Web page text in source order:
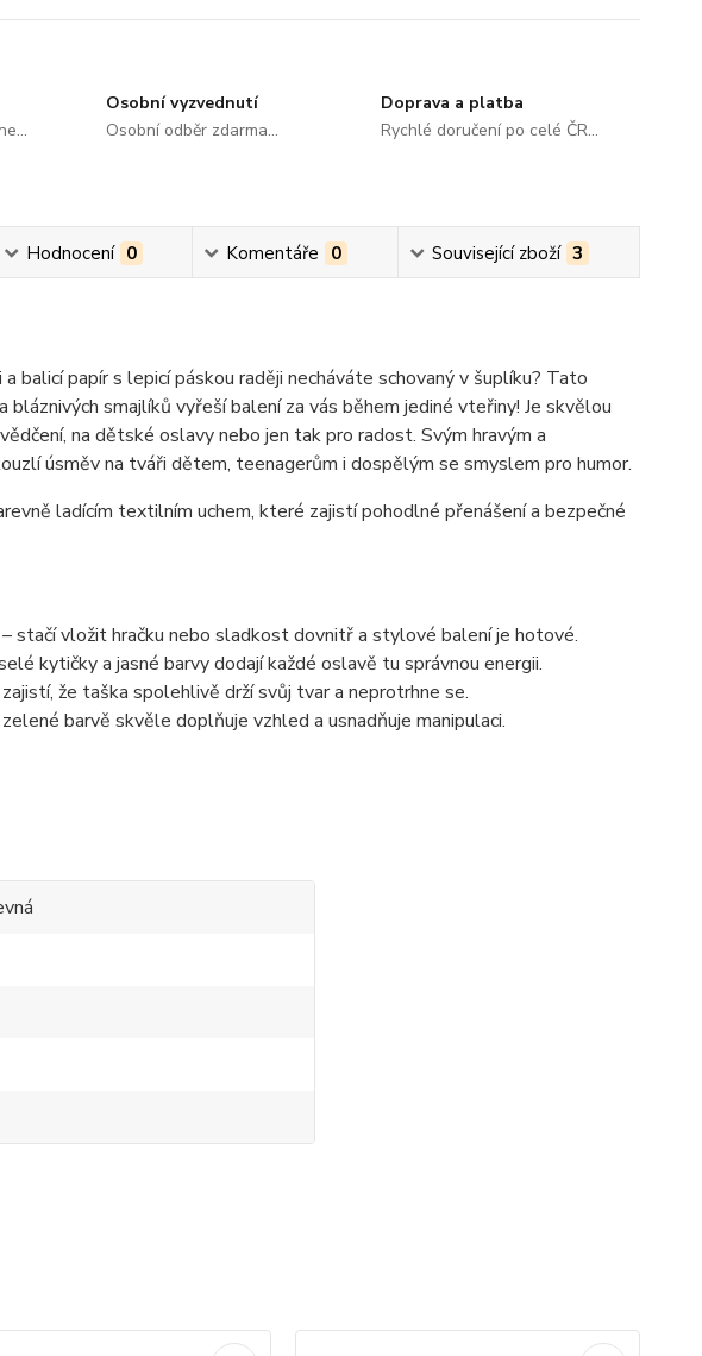
Osobní vyzvednutí
Osobní odběr zdarma...
Doprava a platba
Rychlé doručení po celé ČR...
Hodnocení 0 Komentáře 0 Související zboží 3
balicí papír s lepicí páskou raději necháváte schovaný v šuplíku? Tato
smajlíků vyřeší balení za vás během jediné vteřiny! Je skvělou
na dětské oslavy nebo jen tak pro radost. Svým hravým a
úsměv na tváři dětem, teenagerům i dospělým se smyslem pro humor.
ladícím textilním uchem, které zajistí pohodlné přenášení a bezpečné
stačí vložit hračku nebo sladkost dovnitř a stylové balení je hotové.
kytičky a jasné barvy dodají každé oslavě tu správnou energii.
že taška spolehlivě drží svůj tvar a neprotrhne se.
barvě skvěle doplňuje vzhled a usnadňuje manipulaci.